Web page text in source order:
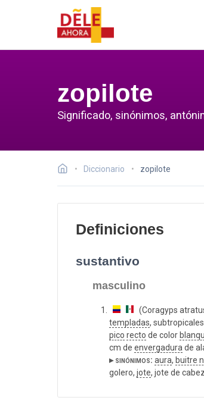
zopilote
Significado, sinónimos,
Diccionario zopilote
Definiciones
sustantivo
masculino
(Coragyps
templadas,
pico recto de color
cm de envergadurade
▸ sinónimos: aura, buitre
golero, jote, jote de